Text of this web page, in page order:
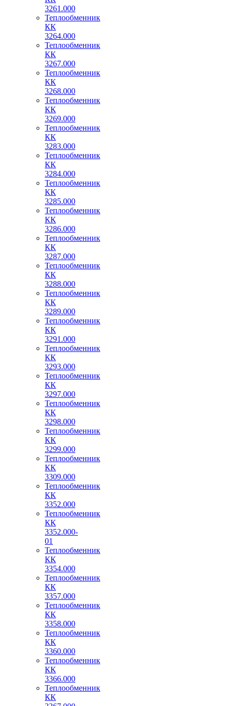
3261.000
Теплообменник
КК
3264.000
Теплообменник
КК
3267.000
Теплообменник
КК
3268.000
Теплообменник
КК
3269.000
Теплообменник
КК
3283.000
Теплообменник
КК
3284.000
Теплообменник
КК
3285.000
Теплообменник
КК
3286.000
Теплообменник
КК
3287.000
Теплообменник
КК
3288.000
Теплообменник
КК
3289.000
Теплообменник
КК
3291.000
Теплообменник
КК
3293.000
Теплообменник
КК
3297.000
Теплообменник
КК
3298.000
Теплообменник
КК
3299.000
Теплообменник
КК
3309.000
Теплообменник
КК
3352.000
Теплообменник
КК
3352.000-
01
Теплообменник
КК
3354.000
Теплообменник
КК
3357.000
Теплообменник
КК
3358.000
Теплообменник
КК
3360.000
Теплообменник
КК
3366.000
Теплообменник
КК